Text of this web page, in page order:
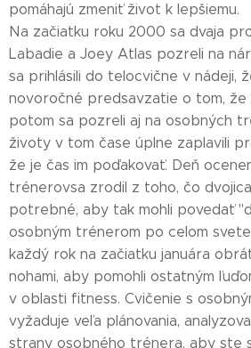
pomáhajú zmeniť život k lepšiemu.
Na začiatku roku 2000 sa dvaja
Labadie a Joey Atlas pozreli na
sa prihlásili do telocvične v nádeji,
novoročné predsavzatie o tom, že
potom sa pozreli aj na osobných
životy v tom čase úplne zaplavili
že je čas im poďakovať. Deň
trénerovsa zrodil z toho, čo
potrebné, aby tak mohli povedať
osobným trénerom po celom
každý rok na začiatku januára
nohami, aby pomohli ostatným
v oblasti fitness. Cvičenie s
vyžaduje veľa plánovania,
strany osobného trénera, aby ste